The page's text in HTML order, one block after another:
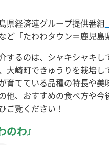
県経済連グループ提供番組
ど「たわわタウン＝鹿児島
するのは、シャキシャキし
大崎町できゅうりを栽培し
育てている品種の特長や
他、おすすめの食べ方や今
ご覧ください！
のわ』